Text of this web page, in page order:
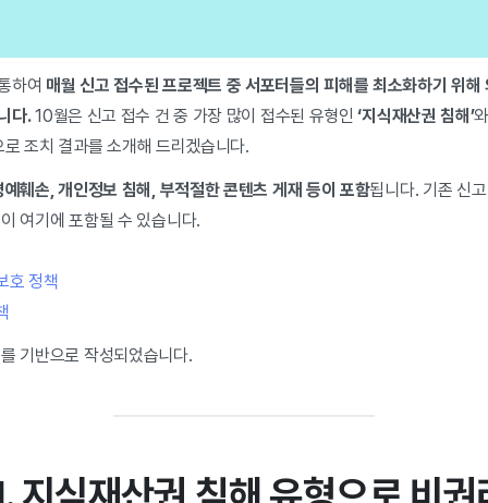
하여 매월 신고 접수된 프로젝트 중 서포터들의 피해를 최소화하기 위
다.10월은 신고 접수 건 중 가장 많이 접수된 유형인‘지식재산권 침해’
조치 결과를 소개해 드리겠습니다.
예훼손, 개인정보 침해, 부적절한 콘텐츠 게재 등이 포함됩니다. 기존 신
여기에 포함될 수 있습니다.
호 정책
기반으로 작성되었습니다.